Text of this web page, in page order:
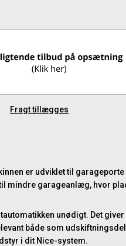
Fragt tillægges
er udviklet til garageporte
mindre garageanlæg, hvor
unødigt. Det
både som
i dit Nice-system.